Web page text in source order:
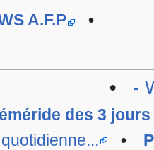
A.F.P
•
• -
des 3 jours
•